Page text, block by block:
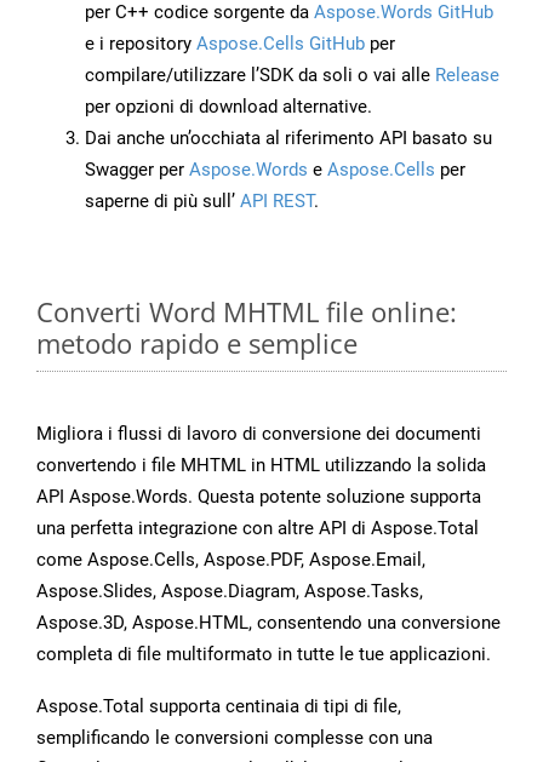
per C++ codice sorgente da Aspose.Words GitHub
e i repository Aspose.Cells GitHub per
compilare/utilizzare l’SDK da soli o vai alle Release
per opzioni di download alternative.
Dai anche un’occhiata al riferimento API basato su
Swagger per Aspose.Words e Aspose.Cells per
saperne di più sull’ API REST.
Converti Word MHTML file online:
metodo rapido e semplice
Migliora i flussi di lavoro di conversione dei documenti
convertendo i file MHTML in HTML utilizzando la solida
API Aspose.Words. Questa potente soluzione supporta
una perfetta integrazione con altre API di Aspose.Total
come Aspose.Cells, Aspose.PDF, Aspose.Email,
Aspose.Slides, Aspose.Diagram, Aspose.Tasks,
Aspose.3D, Aspose.HTML, consentendo una conversione
completa di file multiformato in tutte le tue applicazioni.
Aspose.Total supporta centinaia di tipi di file,
semplificando le conversioni complesse con una